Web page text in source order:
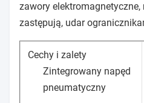
zawory elektromagnetyczne,
zastępują, udar
Cechy i zalety
Zintegrowany napęd
pneumatyczny